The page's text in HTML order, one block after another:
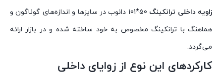
زاویه داخلی ترانکینگ
50*101 دانوب در سایزها و اندازه­‌های گوناگون و
هماهنگ با ترانکینگ مخصوص به خود ساخته شده و در بازار ارائه
می‌گردد.
کارکردهای این نوع از زوایای داخلی